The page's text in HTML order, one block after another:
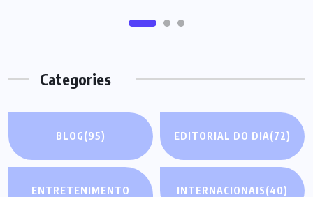
Categories
BLOG(95) EDITORIAL DO DIA(72)
ENTRETENIMENTO
INTERNACIONAIS(40)